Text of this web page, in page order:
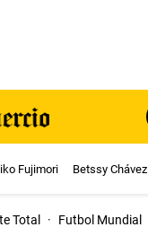
Fujimori Betssy Chávez
Total · Futbol Mundial